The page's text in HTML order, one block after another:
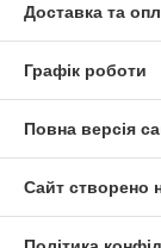
Доставка та
Графік роботи
Повна версія
Сайт створено